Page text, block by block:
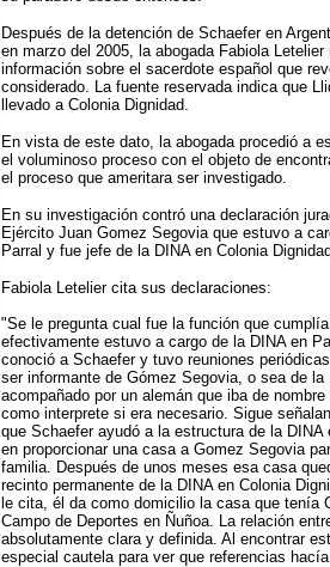
Después de la detención de Schaefer en
en marzo del 2005, la abogada Fabiola
información sobre el sacerdote español que
considerado. La fuente reservada indica que
llevado a Colonia Dignidad.
En vista de este dato, la abogada procedió a
el voluminoso proceso con el objeto de
el proceso que ameritara ser investigado.
En su investigación contró una declaración
Ejército Juan Gomez Segovia que estuvo a
Parral y fue jefe de la DINA en Colonia
Fabiola Letelier cita sus declaraciones:
"Se le pregunta cual fue la función que
efectivamente estuvo a cargo de la DINA en
conoció a Schaefer y tuvo reuniones
ser informante de Gómez Segovia, o sea de
acompañado por un alemán que iba de
como interprete si era necesario. Sigue
que Schaefer ayudó a la estructura de la
en proporcionar una casa a Gomez Segovia
familia. Después de unos meses esa casa
recinto permanente de la DINA en Colonia
le cita, él da como domicilio la casa que tenía
Campo de Deportes en Ñuñoa. La relación
absolutamente clara y definida. Al encontrar
especial cautela para ver que referencias